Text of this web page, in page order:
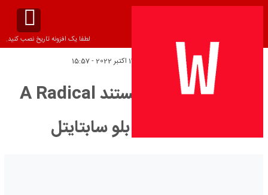
لطفا یک افزونه تاریخ نصب کنید.
تاریخ انتشار:
دانلود زیرنویس مستند A Radical